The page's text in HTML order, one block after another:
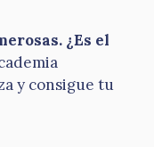
¿Es el
y consigue tu